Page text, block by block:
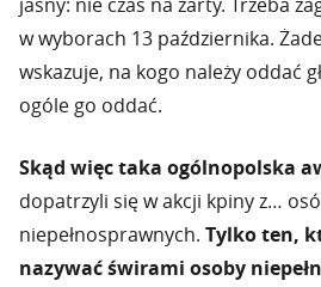
w wyborach 13 października.
wskazuje, na kogo należy oddać
ogóle go oddać.
Skąd więc taka ogólnopolska
dopatrzyli się w akcji kpiny z…
niepełnosprawnych. Tylko ten,
nazywać świrami osoby